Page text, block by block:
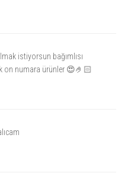
istiyorsun bağımlısı
on numara ürünler 😍🤌🏻